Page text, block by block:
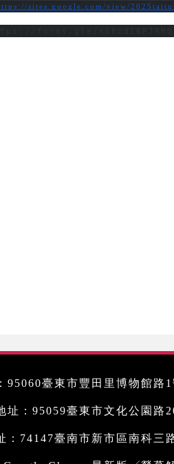
sites.google.com/view/
95060臺東市豐田里博物館路
址：95059臺東市文化公園路
：74147臺南市新市區南科三